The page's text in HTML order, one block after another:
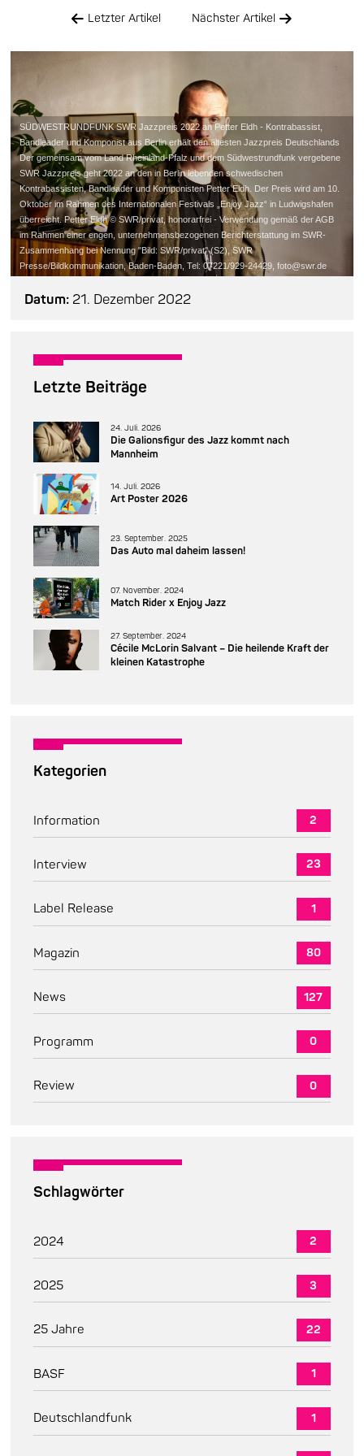
Letzter Artikel Nächster Artikel
SÜDWESTRUNDFUNK SWR Jazzpreis 2022 an Petter Eldh - Kontrabassist,
Bandleader und Komponist aus Berlin erhält den ältesten Jazzpreis Deutschlands
Der gemeinsam vom Land Rheinland-Pfalz und dem Südwestrundfunk vergebene
SWR Jazzpreis geht 2022 an den in Berlin lebenden schwedischen
Kontrabassisten, Bandleader und Komponisten Petter Eldh. Der Preis wird am 10.
Oktober im Rahmen des Internationalen Festivals „Enjoy Jazz“ in Ludwigshafen
überreicht. Petter Eldh © SWR/privat, honorarfrei - Verwendung gemäß der AGB
im Rahmen einer engen, unternehmensbezogenen Berichterstattung im SWR-
Zusammenhang bei Nennung "Bild: SWR/privat" (S2), SWR
Presse/Bildkommunikation, Baden-Baden, Tel: 07221/929-24429, foto@swr.de
Datum: 21. Dezember 2022
Letzte Beiträge
24. Juli. 2026
Die Galionsfigur des Jazz kommt nach
Mannheim
14. Juli. 2026
Art Poster 2026
23. September. 2025
Das Auto mal daheim lassen!
07. November. 2024
Match Rider x Enjoy Jazz
27. September. 2024
Cécile McLorin Salvant – Die heilende Kraft der
kleinen Katastrophe
Kategorien
Information 2
Interview 23
Label Release 1
Magazin 80
News 127
Programm 0
Review 0
Schlagwörter
2024 2
2025 3
25 Jahre 22
BASF 1
Deutschlandfunk 1